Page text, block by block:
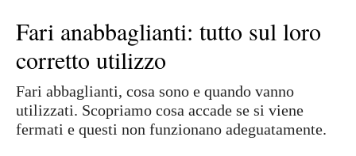
Fari anabbaglianti: tutto sul loro
corretto utilizzo
Fari abbaglianti, cosa sono e quando vanno
utilizzati. Scopriamo cosa accade se si viene
fermati e questi non funzionano adeguatamente.